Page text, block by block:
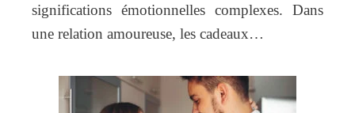
significations émotionnelles complexes. Dans
une relation amoureuse, les cadeaux…